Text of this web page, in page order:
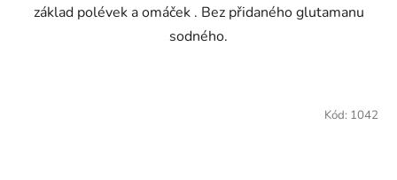
základ polévek a omáček . Bez přidaného glutamanu
sodného.
Kód: 1042